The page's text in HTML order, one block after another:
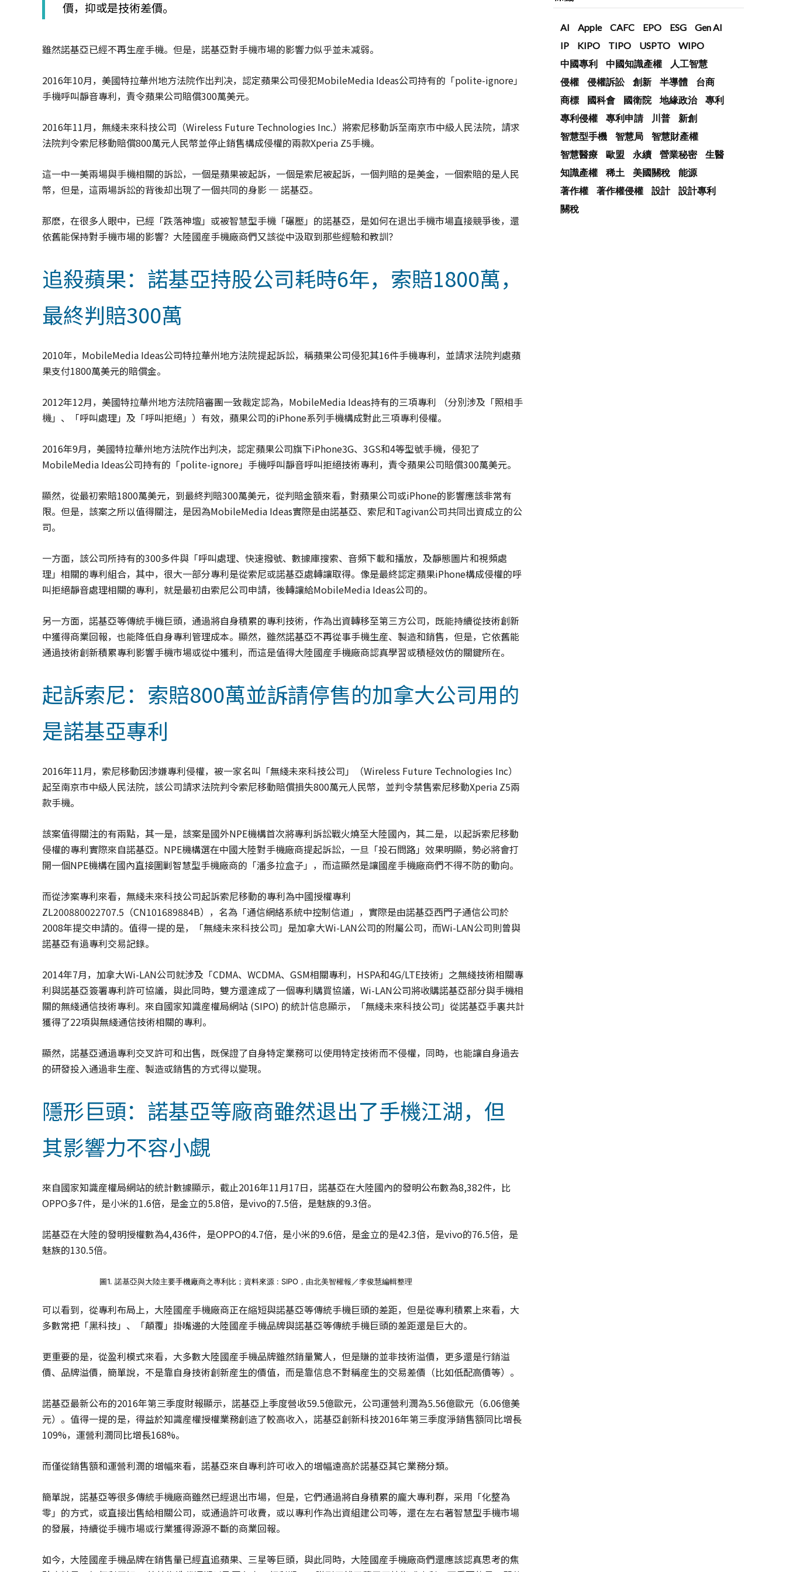
價，抑或是技術差價。
雖然諾基亞已經不再生産手機。但是，諾基亞對手機市場的影響力似乎並未减弱。
2016年10月，美國特拉華州地方法院作出判决，認定蘋果公司侵犯MobileMedia Ideas公司持有的「polite-ignore」
手機呼叫靜音專利，責令蘋果公司賠償300萬美元。
2016年11月，無綫未來科技公司（Wireless Future Technologies Inc.）將索尼移動訴至南京市中級人民法院，請求
法院判令索尼移動賠償800萬元人民幣並停止銷售構成侵權的兩款Xperia Z5手機。
這一中一美兩場與手機相關的訴訟，一個是蘋果被起訴，一個是索尼被起訴，一個判賠的是美金，一個索賠的是人民
幣，但是，這兩場訴訟的背後却出現了一個共同的身影 ─ 諾基亞。
那麽，在很多人眼中，已經「跌落神壇」或被智慧型手機「碾壓」的諾基亞，是如何在退出手機市場直接競爭後，還
依舊能保持對手機市場的影響？大陸國産手機廠商們又該從中汲取到那些經驗和教訓？
追殺蘋果：諾基亞持股公司耗時6年，索賠1800萬，
最終判賠300萬
2010年，MobileMedia Ideas公司特拉華州地方法院提起訴訟，稱蘋果公司侵犯其16件手機專利，並請求法院判處蘋
果支付1800萬美元的賠償金。
2012年12月，美國特拉華州地方法院陪審團一致裁定認為，MobileMedia Ideas持有的三項專利 （分別涉及「照相手
機」、「呼叫處理」及「呼叫拒絕」）有效，蘋果公司的iPhone系列手機構成對此三項專利侵權。
2016年9月，美國特拉華州地方法院作出判决，認定蘋果公司旗下iPhone3G、3GS和4等型號手機，侵犯了
MobileMedia Ideas公司持有的「polite-ignore」手機呼叫靜音呼叫拒絕技術專利，責令蘋果公司賠償300萬美元。
顯然，從最初索賠1800萬美元，到最終判賠300萬美元，從判賠金額來看，對蘋果公司或iPhone的影響應該非常有
限。但是，該案之所以值得關注，是因為MobileMedia Ideas實際是由諾基亞、索尼和Tagivan公司共同出資成立的公
司。
一方面，該公司所持有的300多件與「呼叫處理、快速撥號、數據庫搜索、音頻下載和播放，及靜態圖片和視頻處
理」相關的專利組合，其中，很大一部分專利是從索尼或諾基亞處轉讓取得。像是最終認定蘋果iPhone構成侵權的呼
叫拒絕靜音處理相關的專利，就是最初由索尼公司申請，後轉讓給MobileMedia Ideas公司的。
另一方面，諾基亞等傳統手機巨頭，通過將自身積累的專利技術，作為出資轉移至第三方公司，既能持續從技術創新
中獲得商業回報，也能降低自身專利管理成本。顯然，雖然諾基亞不再從事手機生産、製造和銷售，但是，它依舊能
通過技術創新積累專利影響手機市場或從中獲利，而這是值得大陸國産手機廠商認真學習或積極效仿的關鍵所在。
起訴索尼：索賠800萬並訴請停售的加拿大公司用的
是諾基亞專利
2016年11月，索尼移動因涉嫌專利侵權，被一家名叫「無綫未來科技公司」（Wireless Future Technologies Inc）
起至南京市中級人民法院，該公司請求法院判令索尼移動賠償損失800萬元人民幣，並判令禁售索尼移動Xperia Z5兩
款手機。
該案值得關注的有兩點，其一是，該案是國外NPE機構首次將專利訴訟戰火燒至大陸國內，其二是，以起訴索尼移動
侵權的專利實際來自諾基亞。NPE機構選在中國大陸對手機廠商提起訴訟，一旦「投石問路」效果明顯，勢必將會打
開一個NPE機構在國內直接圍剿智慧型手機廠商的「潘多拉盒子」，而這顯然是讓國産手機廠商們不得不防的動向。
而從涉案專利來看，無綫未來科技公司起訴索尼移動的專利為中國授權專利
ZL200880022707.5（CN101689884B），名為「通信網絡系統中控制信道」，實際是由諾基亞西門子通信公司於
2008年提交申請的。值得一提的是，「無綫未來科技公司」是加拿大Wi-LAN公司的附屬公司，而Wi-LAN公司則曾與
諾基亞有過專利交易記錄。
2014年7月，加拿大Wi-LAN公司就涉及「CDMA、WCDMA、GSM相關專利，HSPA和4G/LTE技術」之無綫技術相關專
利與諾基亞簽署專利許可協議，與此同時，雙方還達成了一個專利購買協議，Wi-LAN公司將收購諾基亞部分與手機相
關的無綫通信技術專利。來自國家知識産權局網站 (SIPO) 的統計信息顯示，「無綫未來科技公司」從諾基亞手裏共計
獲得了22項與無綫通信技術相關的專利。
顯然，諾基亞通過專利交叉許可和出售，既保證了自身特定業務可以使用特定技術而不侵權，同時，也能讓自身過去
的研發投入通過非生産、製造或銷售的方式得以變現。
隱形巨頭：諾基亞等廠商雖然退出了手機江湖，但
其影響力不容小覷
來自國家知識産權局網站的統計數據顯示，截止2016年11月17日，諾基亞在大陸國內的發明公布數為8,382件，比
OPPO多7件，是小米的1.6倍，是金立的5.8倍，是vivo的7.5倍，是魅族的9.3倍。
諾基亞在大陸的發明授權數為4,436件，是OPPO的4.7倍，是小米的9.6倍，是金立的是42.3倍，是vivo的76.5倍，是
魅族的130.5倍。
圖1. 諾基亞與大陸主要手機廠商之專利比；資料來源 : SIPO，由北美智權報／李俊慧編輯整理
可以看到，從專利布局上，大陸國産手機廠商正在縮短與諾基亞等傳統手機巨頭的差距，但是從專利積累上來看，大
多數常把「黑科技」、「顛覆」掛嘴邊的大陸國産手機品牌與諾基亞等傳統手機巨頭的差距還是巨大的。
更重要的是，從盈利模式來看，大多數大陸國産手機品牌雖然銷量驚人，但是賺的並非技術溢價，更多還是行銷溢
價、品牌溢價，簡單說，不是靠自身技術創新産生的價值，而是靠信息不對稱産生的交易差價（比如低配高價等）。
諾基亞最新公布的2016年第三季度財報顯示，諾基亞上季度營收59.5億歐元，公司運營利潤為5.56億歐元（6.06億美
元）。值得一提的是，得益於知識産權授權業務創造了較高收入，諾基亞創新科技2016年第三季度淨銷售額同比增長
109%，運營利潤同比增長168%。
而僅從銷售額和運營利潤的增幅來看，諾基亞來自專利許可收入的增幅遠高於諾基亞其它業務分類。
簡單說，諾基亞等很多傳統手機廠商雖然已經退出市場，但是，它們通過將自身積累的龐大專利群，采用「化整為
零」的方式，或直接出售給相關公司，或通過許可收費，或以專利作為出資組建公司等，還在左右著智慧型手機市場
的發展，持續從手機市場或行業獲得源源不斷的商業回報。
如今，大陸國産手機品牌在銷售量已經直追蘋果、三星等巨頭，與此同時，大陸國産手機廠商們還應該認真思考的焦
AI Apple CAFC EPO ESG
Gen AI
IP
KIPO TIPO USPTO
WIPO
中國專利
中國知識產權
人工智慧
侵權
侵權訴訟 創新 半導體
台商
商標
國科會 國衛院 地緣政治
專利
專利侵權
專利申請 川普
新創
智慧型手機
智慧局
智慧財產權
智慧醫療
歐盟 永續 營業秘密
生醫
知識產權
稀土 美國關稅
能源
著作權
著作權侵權 設計
設計專利
關稅